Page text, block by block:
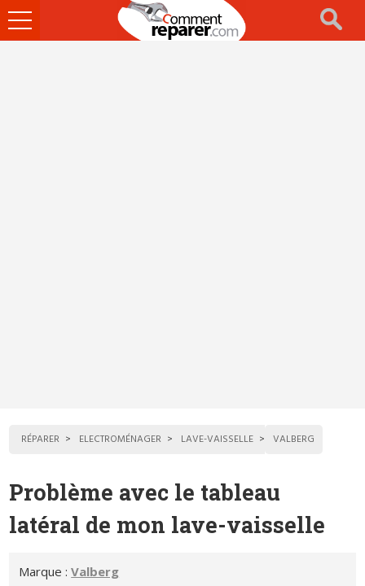
Ouvrir
le
RÉPARER ELECTROMÉNAGER LAVE-VAISSELLE VALBERG
Problème avec le tableau
latéral de mon lave-vaisselle
Marque :Valberg